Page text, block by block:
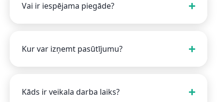
Vai ir iespējama piegāde?
Kur var izņemt pasūtījumu?
Kāds ir veikala darba laiks?